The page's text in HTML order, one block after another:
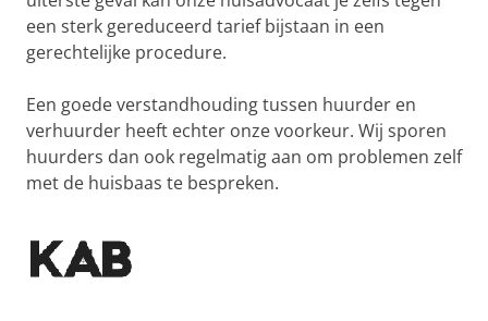
een sterk gereduceerd tarief bijstaan in een
gerechtelijke procedure.
Een goede verstandhouding tussen huurder en
verhuurder heeft echter onze voorkeur. Wij sporen
huurders dan ook regelmatig aan om problemen zelf
met de huisbaas te bespreken.